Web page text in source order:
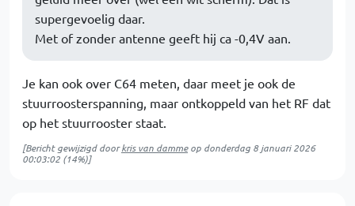
supergevoelig daar.
Met of zonder antenne geeft hij ca -0,4V aan.
Je kan ook over C64 meten, daar meet je ook de
stuurroosterspanning, maar ontkoppeld van het RF dat
op het stuurrooster staat.
[Bericht gewijzigd doorkris van dammeop donderdag 8 januari 2026
00:03:02 (14%)]